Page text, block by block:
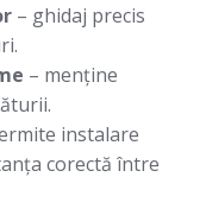
– ghidaj precis
– menține
instalare
corectă între